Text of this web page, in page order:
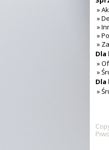
»
»
»
»
»
Dla
»
»
Dla
»